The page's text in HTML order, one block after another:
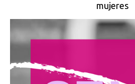
mujeres